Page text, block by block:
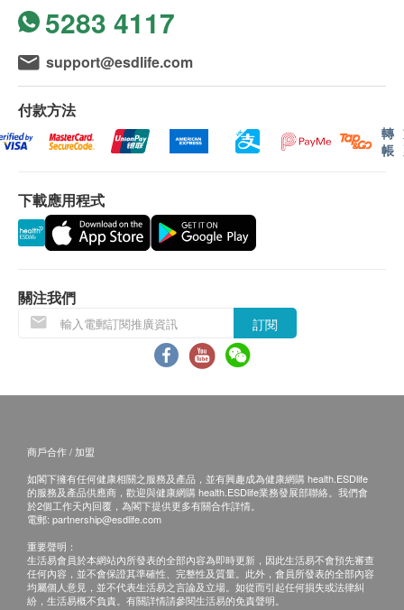
血肌酸酐
尿素
甲狀腺
甲狀腺素
血液檢查
白血球
血小板數目
紅血球計數
紅血球平均容積
紅血球平均血紅素
紅血球平均血紅素濃度
淋巴性白血球
血抹片
泌尿情況
小便顏色
小便清濁度
小便比重
HK$
HK$1,670.0
乙型肝炎測試
乙型肝炎病毒測試
HK$480.0
愛滋病毒抗原及抗體
性病篩查
HK$650.0
留最後決定權。
所有身體檢查並非作為醫務診斷或治療用途。謹此
提醒閣下，儘管檢查結果表面上屬正常，還是有可
能有某些隱藏的疾病在稍後時間才會顯現。
故當閣下身體出現任何疾病徵兆時，應立即諮詢有
認可資格的醫生，作出診斷及治療。
估後，客戶並不適合進行檢查，將需支付評估費用
HKD350，差額將會退回。
接種須知：
對疫苗成份過敏之人士都不宜接受注射。
注射當天如有發燒或正服用抗生素，建議延遲注
如正服用藥物，但不清楚能否接受該疫苗注射，建
議先諮詢醫生意見或於注射日攜同有關藥物給醫護
人員檢查，方決定是否適合注射。
若經醫護人員評估後，閣下並不適合進行疫苗注
射，將需支付醫生診症費用HK$350，差額將會退
回。
5283 4117
support@esdlife.com
付款方法
轉
帳
下載應用程式
關注我們
訂閱
商戶合作 / 加盟
如閣下擁有任何健康相關之服務及產品，並有興趣成為健康網購 health.ESDlife
的服務及產品供應商，歡迎與健康網購 health.ESDlife業務發展部聯絡。我們會
於2個工作天內回覆，為閣下提供更多有關合作詳情。
電郵: partnership@esdlife.com
重要聲明：
生活易會員於本網站內所發表的全部內容為即時更新，因此生活易不會預先審查
任何內容，並不會保證其準確性、完整性及質量。此外，會員所發表的全部內容
均屬個人意見，並不代表生活易之言論及立場。如從而引起任何損失或法律糾
紛，生活易概不負責。有關詳情請參閱生活易的免責聲明。